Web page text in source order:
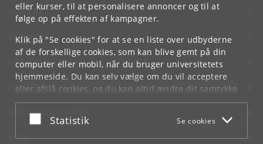
eller kurser, til at personalisere annoncer og til at
følge op på effekten af kampagner.
Klik på "Se cookies" for at se en liste over udbyderne
af de forskellige cookies, som kan blive gemt på din
computer eller mobil, når du bruger universitetets
hjemmeside. Du kan selv vælge om du vil acceptere
eller afslå cookies, og du kan altid ændre dit samtykke
underCookie- og privatlivspolitiksom du finder i
bunden af hver side.
Acceptér eller afslå
Statistik Se cookies
KONTAKT
SERVICES
FOR STUDERENDE OG ANSATTE
JOB OG KARRIERE
NØDSITUATIONER
WEB